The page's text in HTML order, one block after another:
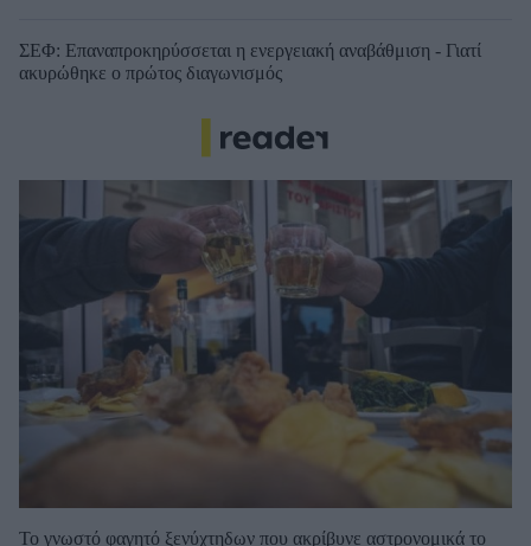
ΣΕΦ: Επαναπροκηρύσσεται η ενεργειακή αναβάθμιση - Γιατί
ακυρώθηκε ο πρώτος διαγωνισμός
Το γνωστό φαγητό ξενύχτηδων που ακρίβυνε αστρονομικά το